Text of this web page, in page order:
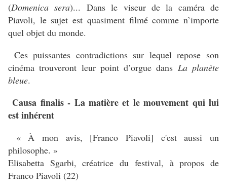
(Domenica sera)... Dans le viseur de la caméra de
Piavoli, le sujet est quasiment filmé comme n’importe
quel objet du monde.
Ces puissantes contradictions sur lequel repose son
cinéma trouveront leur point d’orgue dans La planète
bleue.
Causa finalis - La matière et le mouvement qui lui
est inhérent
« À mon avis, [Franco Piavoli] c'est aussi un
philosophe. »
Elisabetta Sgarbi, créatrice du festival, à propos de
Franco Piavoli (22)